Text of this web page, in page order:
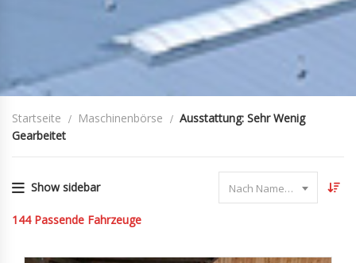
Startseite Maschinenbörse
Ausstattung: Sehr Wenig
Gearbeitet
Show sidebar Nach Name sortieren
144 Passende Fahrzeuge